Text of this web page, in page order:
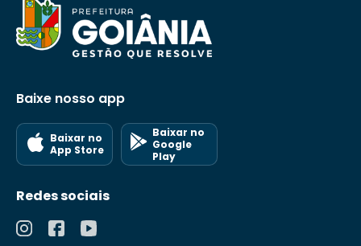
Baixe nosso app
Baixar no
App Store
Baixar no
Google
Play
Redes sociais